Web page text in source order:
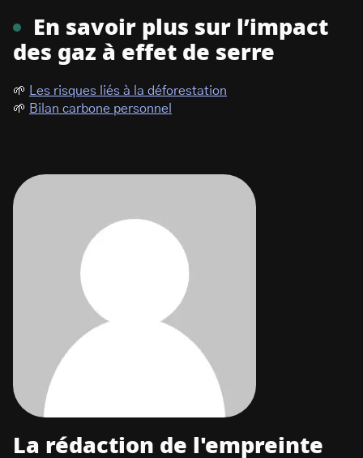
En savoir plus sur l’impact
des gaz à effet de serre
🌱
Les risques liés à la déforestation
🌱 Bilan carbone personnel
La rédaction de l'empreinte